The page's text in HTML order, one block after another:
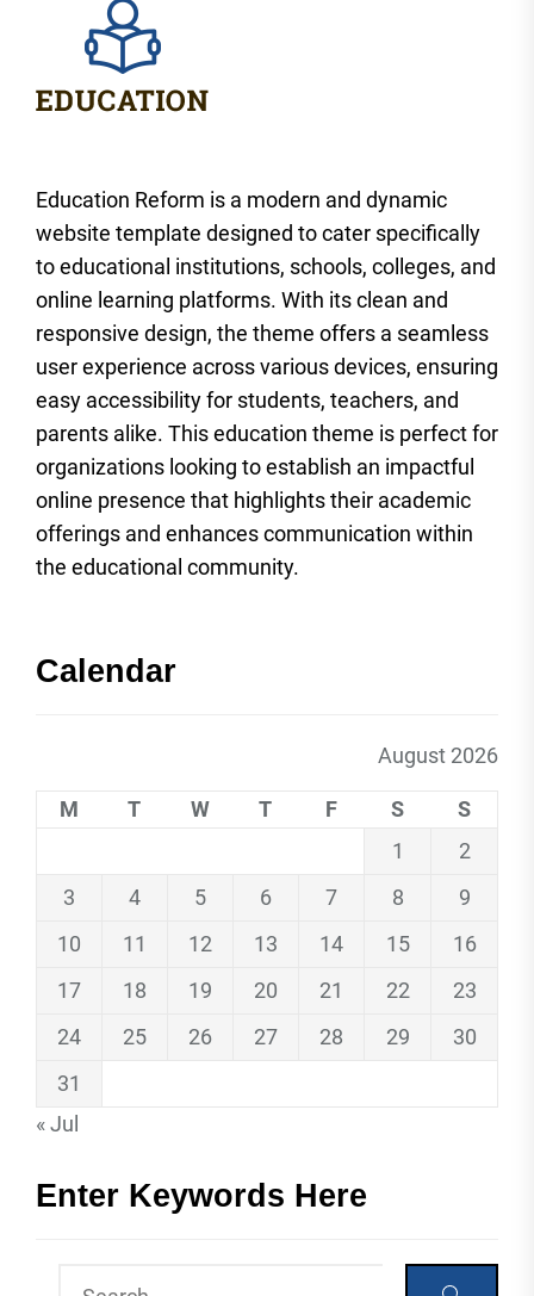
Education Reform is a modern and dynamic
website template designed to cater specifically
to educational institutions, schools, colleges, and
online learning platforms. With its clean and
responsive design, the theme offers a seamless
user experience across various devices, ensuring
easy accessibility for students, teachers, and
parents alike. This education theme is perfect for
organizations looking to establish an impactful
online presence that highlights their academic
offerings and enhances communication within
the educational community.
Calendar
August 2026
M T W T F S
S
1
2
3
4 5 6 7 8
9
10
11 12 13 14 15
16
17
18 19 20 21 22
23
24
25 26 27 28 29
30
31
« Jul
Enter Keywords Here